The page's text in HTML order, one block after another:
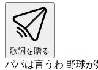
歌詞を贈る
パパは言うわ 野球